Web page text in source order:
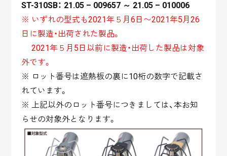
ST-310SB： 21.05 – 009657 ～ 21.05 – 010006
※ いずれの型式も2021年５月6日〜2021年5月26
日に製造・出荷された製品。
2021年５月5日以前に製造・出荷した製品は対象
外です。
※ ロット番号は遮熱板の裏に10桁の数字で記載さ
れています。
※ 上記以外のロット番号につきましては、本お知
らせの対象外となります。